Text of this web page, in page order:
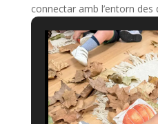
connectar amb l’entorn